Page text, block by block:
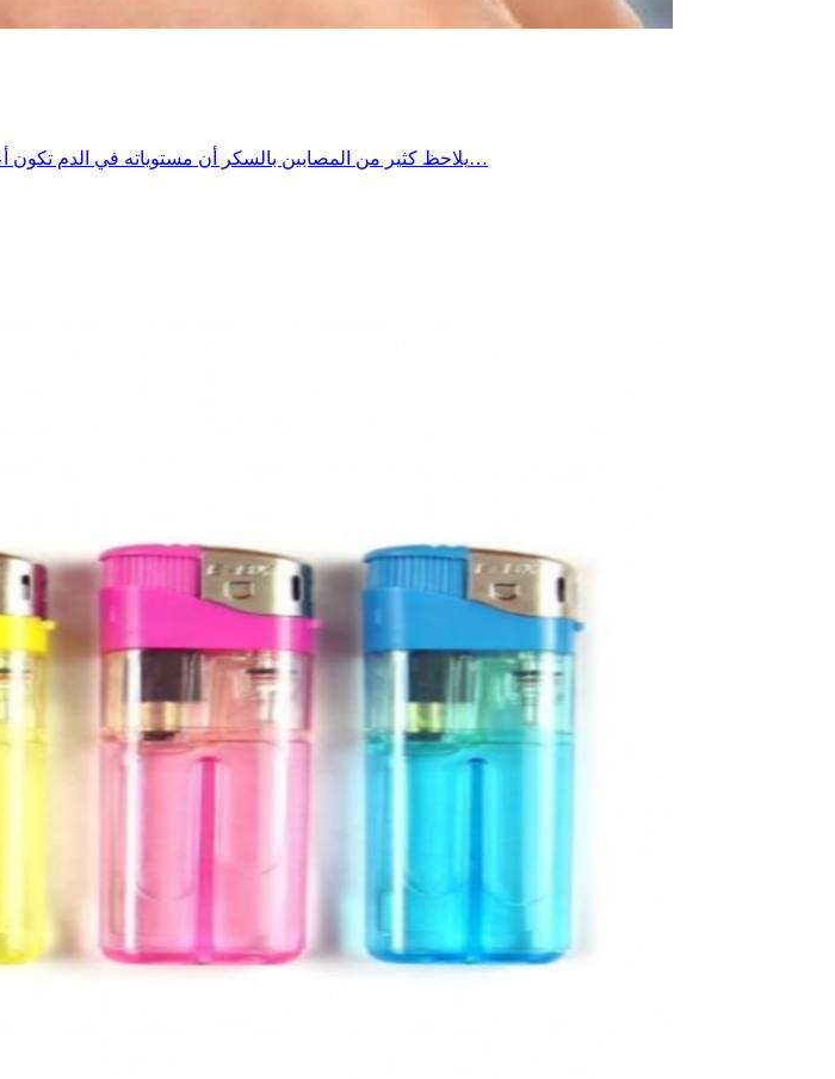
يلاحظ كثير من المصابين بالسكر أن مستوياته في الدم تكون أعلى في الصباح مقارنة ببقية أوقات اليوم، ويعود ذلك غالبًا إلى ما يُعرف بـ”ظاهرة الفجر”، حيث يؤدي…